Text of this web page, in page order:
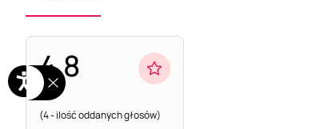
4.8
(4 - ilość oddanych głosów)